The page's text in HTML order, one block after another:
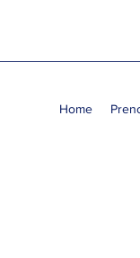
Home